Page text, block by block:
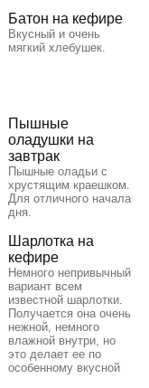
Батон на кефире
Вкусный и очень
мягкий хлебушек.
Пышные
оладушки на
завтрак
Пышные оладьи с
хрустящим краешком.
Для отличного начала
дня.
Шарлотка на
кефире
Немного непривычный
вариант всем
известной шарлотки.
Получается она очень
нежной, немного
влажной внутри, но
это делает ее по
особенному вкусной